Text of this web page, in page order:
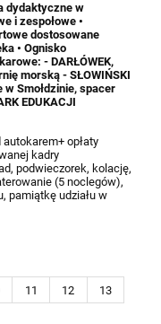
dydaktyczne w
i zespołowe •
dostosowane
• Ognisko
- DARŁÓWEK,
morską - SŁOWIŃSKI
w Smołdzinie, spacer
EDUKACJI
opłaty
kadry
podwieczorek, kolację,
(5 noclegów),
pamiątkę udziału w
11 12
13